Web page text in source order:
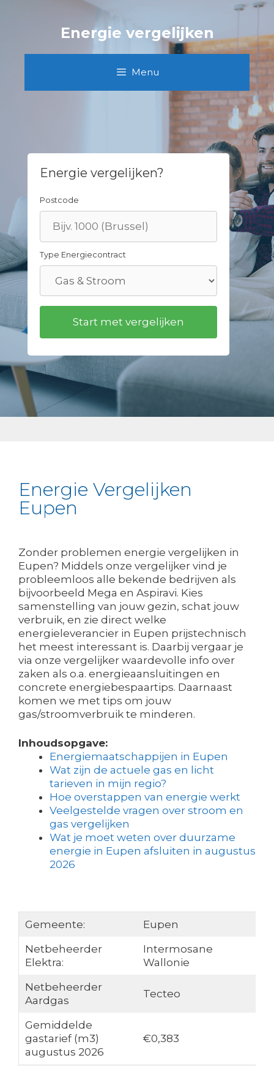
Energie vergelijken
Menu
Energie vergelijken?
Postcode
Type Energiecontract
Energie Vergelijken
Eupen
Zonder problemen energie vergelijken in
Eupen? Middels onze vergelijker vind je
probleemloos alle bekende bedrijven als
bijvoorbeeld Mega en Aspiravi. Kies
samenstelling van jouw gezin, schat jouw
verbruik, en zie direct welke
energieleverancier in Eupen prijstechnisch
het meest interessant is. Daarbij vergaar je
via onze vergelijker waardevolle info over
zaken als o.a. energieaansluitingen en
concrete energiebespaartips. Daarnaast
komen we met tips om jouw
gas/stroomverbruik te minderen.
Inhoudsopgave:
Energiemaatschappijen in Eupen
Wat zijn de actuele gas en licht
tarieven in mijn regio?
Hoe overstappen van energie werkt
Veelgestelde vragen over stroom en
gas vergelijken
Wat je moet weten over duurzame
energie in Eupen afsluiten in augustus
2026
Gemeente:
Eupen
Netbeheerder
Elektra:
Intermosane
Wallonie
Netbeheerder
Aardgas
Tecteo
Gemiddelde
gastarief (m3)
augustus 2026
€0,383